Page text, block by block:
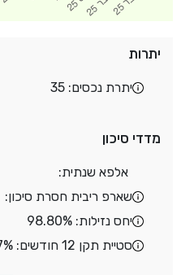
יתרות
יתרת נכסים: 35
מדדי סיכון
אלפא שנתית:
שארפ ריבית חסרת סיכון:
יחס נזילות: 98.80%
סטיית תקן 12 חודשים: 10.67%